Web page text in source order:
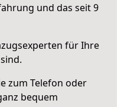
und das seit 9
für Ihre
zum Telefon oder
bequem